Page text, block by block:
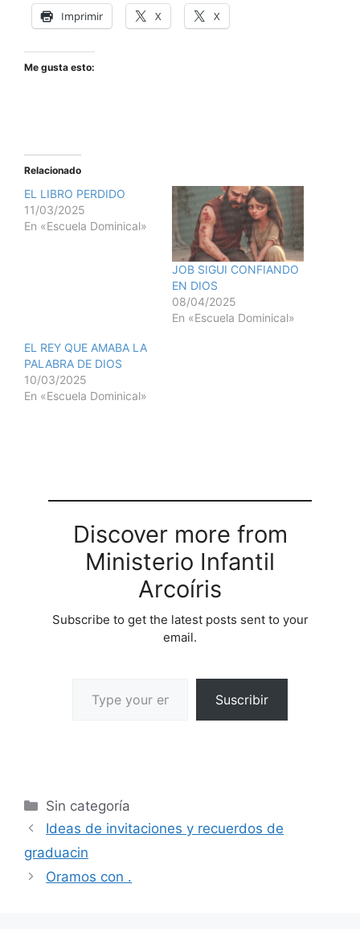
Imprimir X X
Me gusta esto:
Relacionado
EL LIBRO PERDIDO
11/03/2025
En «Escuela Dominical»
JOB SIGUI CONFIANDO
EN DIOS
08/04/2025
En «Escuela Dominical»
EL REY QUE AMABA LA
PALABRA DE DIOS
10/03/2025
En «Escuela Dominical»
Discover more from
Ministerio Infantil
Arcoíris
Subscribe to get the latest posts sent to your
email.
Suscribir
Sin categoría
Ideas de invitaciones y recuerdos de
graduacin
Oramos con .